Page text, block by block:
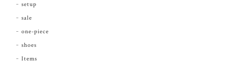
setup
sale
one-piece
shoes
Items